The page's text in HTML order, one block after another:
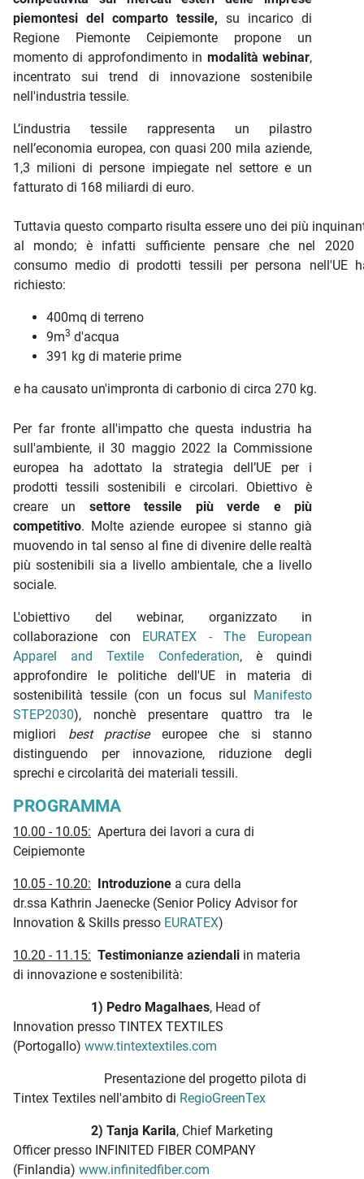
piemontesi del comparto tessile, su incarico di
Regione Piemonte Ceipiemonte propone un
momento di approfondimento in modalità webinar,
incentrato sui trend di innovazione sostenibile
nell'industria tessile.
L’industria tessile rappresenta un pilastro
nell’economia europea, con quasi 200 mila aziende,
1,3 milioni di persone impiegate nel settore e un
fatturato di 168 miliardi di euro.
Tuttavia questo comparto risulta essere uno dei più
al mondo; è infatti sufficiente pensare che nel 2020
consumo medio di prodotti tessili per persona nell'UE
richiesto:
400mq di terreno
9m3 d'acqua
391 kg di materie prime
e ha causato un'impronta di carbonio di circa 270 kg.
Per far fronte all'impatto che questa industria ha
sull'ambiente, il 30 maggio 2022 la Commissione
europea ha adottato la strategia dell’UE per i
prodotti tessili sostenibili e circolari. Obiettivo è
creare un settore tessile più verde e più
competitivo. Molte aziende europee si stanno già
muovendo in tal senso al fine di divenire delle realtà
più sostenibili sia a livello ambientale, che a livello
sociale.
L'obiettivo del webinar, organizzato in
collaborazione con EURATEX - The European
Apparel and Textile Confederation, è quindi
approfondire le politiche dell'UE in materia di
sostenibilità tessile (con un focus sul
Manifesto
STEP2030), nonchè presentare quattro tra le
migliori best practiseeuropee che si stanno
distinguendo per innovazione, riduzione degli
sprechi e circolarità dei materiali tessili.
PROGRAMMA
10.00 - 10.05: Apertura dei lavori a cura di
Ceipiemonte
10.05 - 10.20: Introduzione a cura della
dr.ssa Kathrin Jaenecke (Senior Policy Advisor for
Innovation & Skills presso EURATEX)
10.20 - 11.15: Testimonianze aziendali in materia
di innovazione e sostenibilità:
1) Pedro Magalhaes, Head of
Innovation presso TINTEX TEXTILES
(Portogallo) www.tintextextiles.com
Presentazione del progetto pilota di
Tintex Textiles nell'ambito di RegioGreenTex
2) Tanja Karila, Chief Marketing
Officer presso INFINITED FIBER COMPANY
(Finlandia) www.infinitedfiber.com